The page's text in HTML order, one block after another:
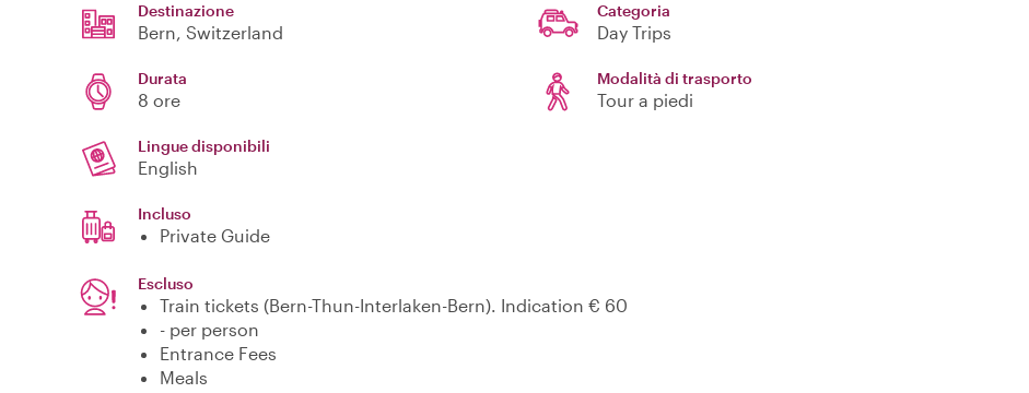
Destinazione
Bern, Switzerland
Categoria
Day Trips
Durata
8 ore
Modalità di trasporto
Tour a piedi
Lingue disponibili
English
Incluso
Private Guide
Escluso
Train tickets (Bern-Thun-Interlaken-Bern). Indication € 60
- per person
Entrance Fees
Meals